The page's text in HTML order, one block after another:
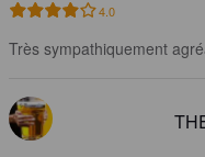
4.0
Très sympathiquement